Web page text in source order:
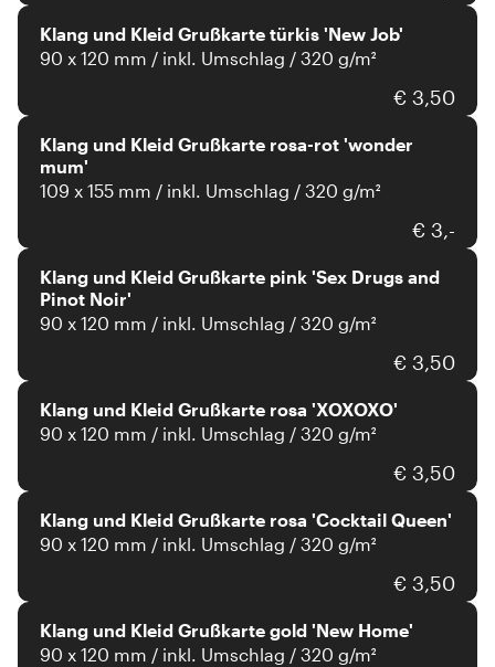
Klang und Kleid Grußkarte türkis 'New Job'
90 x 120 mm / inkl. Umschlag / 320 g/m²
€ 3,50
Klang und Kleid
Klang und Kleid Grußkarte rosa-rot 'wonder
mum'
109 x 155 mm / inkl. Umschlag / 320 g/m²
€ 3,-
Klang und Kleid
Klang und Kleid Grußkarte pink 'Sex Drugs and
Pinot Noir'
90 x 120 mm / inkl. Umschlag / 320 g/m²
€ 3,50
Klang und Kleid
Klang und Kleid Grußkarte rosa 'XOXOXO'
90 x 120 mm / inkl. Umschlag / 320 g/m²
€ 3,50
Klang und Kleid
Klang und Kleid Grußkarte rosa 'Cocktail Queen'
90 x 120 mm / inkl. Umschlag / 320 g/m²
€ 3,50
Klang und Kleid
Klang und Kleid Grußkarte gold 'New Home'
90 x 120 mm / inkl. Umschlag / 320 g/m²